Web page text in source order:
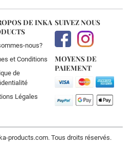
DE INKA
nous?
et Conditions
de
Légales
SUIVEZ NOUS
MOYENS DE
PAIEMENT
products.com. Tous droits réservés.